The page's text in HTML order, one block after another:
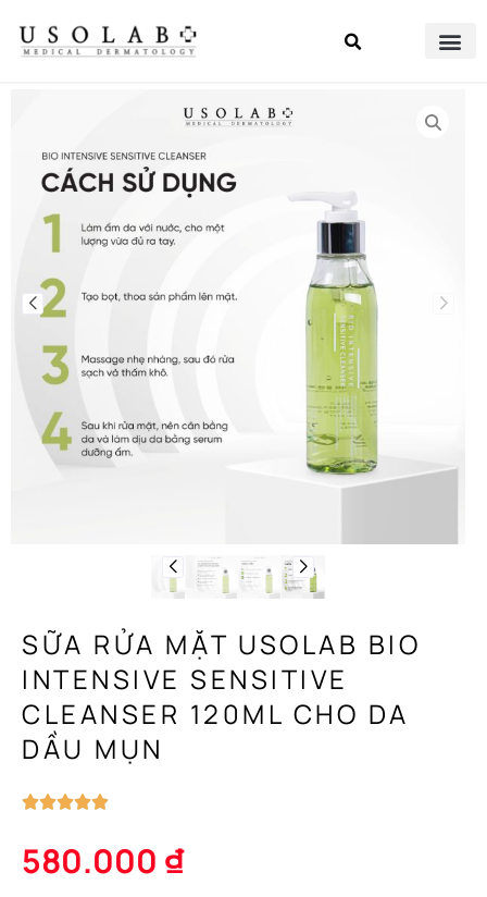
SỮA RỬA MẶT USOLAB BIO
INTENSIVE SENSITIVE
CLEANSER 120ML CHO DA
DẦU MỤN
580.000 ₫